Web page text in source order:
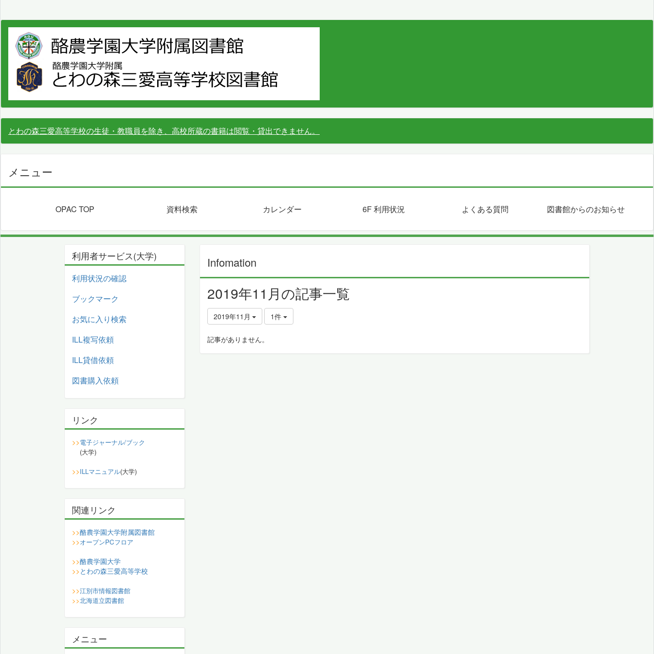
とわの森三愛高等学校の生徒・教職員を除き、高校所蔵の書籍は閲覧・貸出できません。
メニュー
OPAC TOP 資料検索 カレンダー 6F 利用状況 よくある質問 図書館からのお知らせ
Infomation
2019年11月の記事一覧
2019年11月 1件
記事がありません。
利用者サービス(大学)
利用状況の確認
ブックマーク
お気に入り検索
ILL複写依頼
ILL貸借依頼
図書購入依頼
リンク
>>電子ジャーナル/ブック
(大学)
>>ILLマニュアル(大学)
関連リンク
>>酪農学園大学附属図書館
>>オープンPCフロア
>>酪農学園大学
>> とわの森三愛高等学校
>>江別市情報図書館
>>北海道立図書館
メニュー